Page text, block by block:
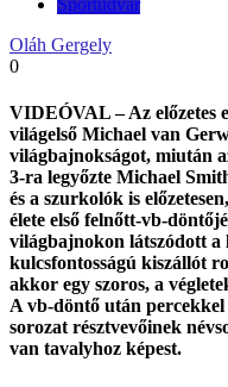
Oláh Gergely
0
VIDEÓVAL – Az előzetes
világelső Michael van
világbajnokságot, miután
3-ra legyőzte Michael
és a szurkolók is
élete első felnőtt-vb-
világbajnokon látszódott a
kulcsfontosságú kiszállót
akkor egy szoros, a
A vb-döntő után
sorozat résztvevőinek
van tavalyhoz képest.